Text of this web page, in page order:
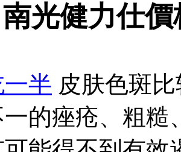
光健力仕價
半 皮肤色斑
的痤疮、粗糙